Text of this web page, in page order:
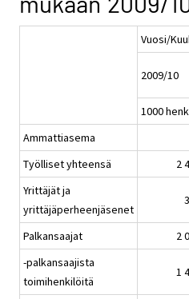
Vuosi/
2009/10
1000
Ammattiasema
Työlliset yhteensä
2
Yrittäjät ja
yrittäjäperheenjäsenet
Palkansaajat 2
-palkansaajista
toimihenkilöitä
1